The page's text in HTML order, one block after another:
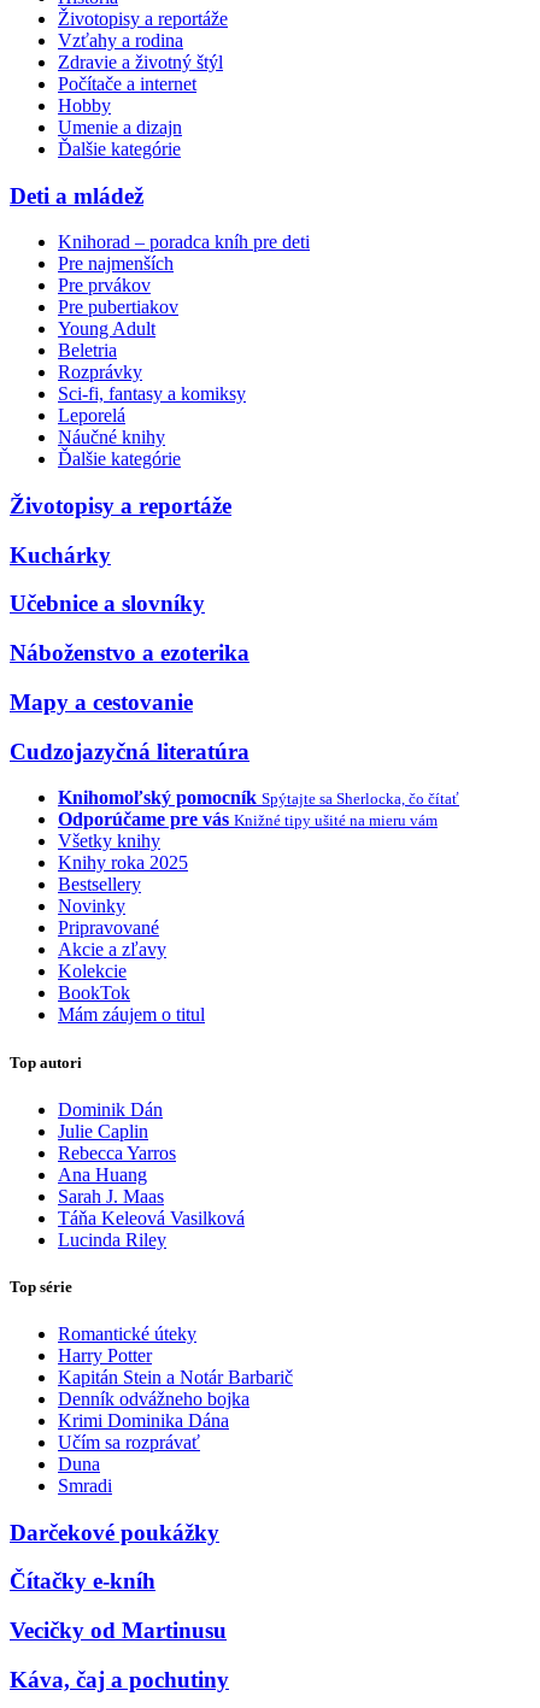
Životopisy a reportáže
Vzťahy a rodina
Zdravie a životný štýl
Počítače a internet
Hobby
Umenie a dizajn
Ďalšie kategórie
Deti a mládež
Knihorad – poradca kníh pre deti
Pre najmenších
Pre prvákov
Pre pubertiakov
Young Adult
Beletria
Rozprávky
Sci-fi, fantasy a komiksy
Leporelá
Náučné knihy
Ďalšie kategórie
Životopisy a reportáže
Kuchárky
Učebnice a slovníky
Náboženstvo a ezoterika
Mapy a cestovanie
Cudzojazyčná literatúra
Knihomoľský pomocník Spýtajte sa Sherlocka, čo čítať
Odporúčame pre vás Knižné tipy ušité na mieru vám
Všetky knihy
Knihy roka 2025
Bestsellery
Novinky
Pripravované
Akcie a zľavy
Kolekcie
BookTok
Mám záujem o titul
Top autori
Dominik Dán
Julie Caplin
Rebecca Yarros
Ana Huang
Sarah J. Maas
Táňa Keleová Vasilková
Lucinda Riley
Top série
Romantické úteky
Harry Potter
Kapitán Stein a Notár Barbarič
Denník odvážneho bojka
Krimi Dominika Dána
Učím sa rozprávať
Duna
Smradi
Darčekové poukážky
Čítačky e-kníh
Vecičky od Martinusu
Káva, čaj a pochutiny